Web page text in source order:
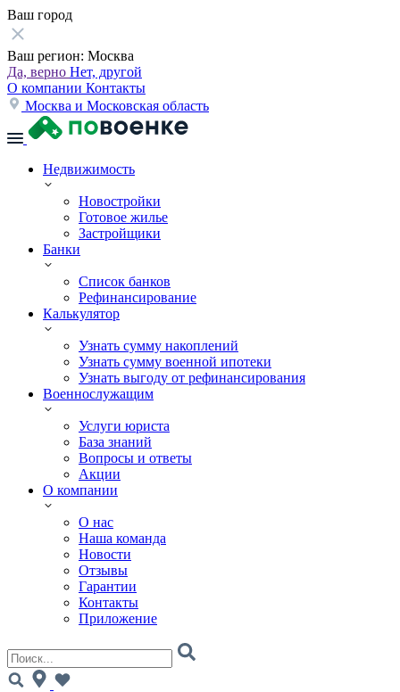
Ваш город
Ваш регион: Москва
Да, верно Нет, другой
О компании Контакты
Москва и Московская область
Недвижимость
Новостройки
Готовое жилье
Застройщики
Банки
Список банков
Рефинансирование
Калькулятор
Узнать сумму накоплений
Узнать сумму военной ипотеки
Узнать выгоду от рефинансирования
Военнослужащим
Услуги юриста
База знаний
Вопросы и ответы
Акции
О компании
О нас
Наша команда
Новости
Отзывы
Гарантии
Контакты
Приложение